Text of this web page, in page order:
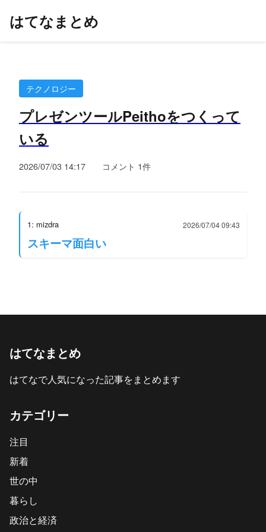
はてなまとめ
テクノロジー
プレゼンツールPeithoをつくって
いる
2026/07/03 14:17 コメント 1件
1: mizdra 2026/07/04 09:43
スキーマ面白い
はてなまとめ
はてなで人気になった記事をまとめます
カテゴリー
注目
新着
世の中
暮らし
政治と経済